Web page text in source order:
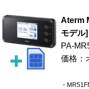
Aterm
モデル]
PA-
価格：
・